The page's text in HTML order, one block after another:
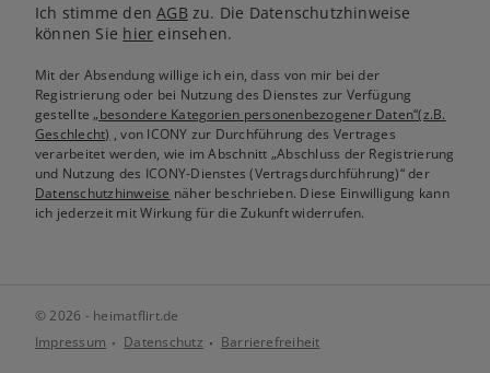
Ich stimme denAGB zu. Die Datenschutzhinweise
können Sie hier einsehen.
Mit der Absendung willige ich ein, dass von mir bei der
Registrierung oder bei Nutzung des Dienstes zur Verfügung
gestellte„besondere Kategorien personenbezogener Daten“(z.B.
Geschlecht) , von ICONY zur Durchführung des Vertrages
verarbeitet werden, wie im Abschnitt „Abschluss der Registrierung
und Nutzung des ICONY-Dienstes (Vertragsdurchführung)“ der
Datenschutzhinweise näher beschrieben. Diese Einwilligung kann
ich jederzeit mit Wirkung für die Zukunft widerrufen.
© 2026 - heimatflirt.de
Impressum
Datenschutz Barrierefreiheit